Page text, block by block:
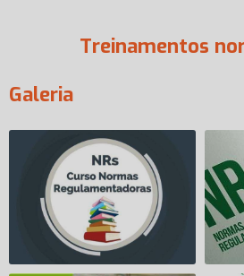
Treinamentos
Galeria